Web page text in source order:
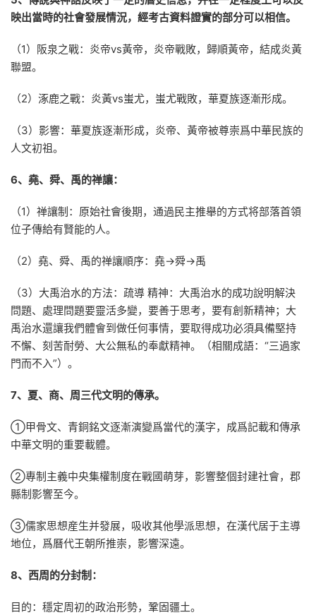
映出當時的社會發展情況，經考古資料證實的部分可以相信。
（1）阪泉之戰：炎帝vs黃帝，炎帝戰敗，歸順黃帝，結成炎黃
聯盟。
（2）涿鹿之戰：炎黃vs蚩尤，蚩尤戰敗，華夏族逐漸形成。
（3）影響：華夏族逐漸形成，炎帝、黃帝被尊崇爲中華民族的
人文初祖。
6、堯、舜、禹的禅讓：
（1）禅讓制：原始社會後期，通過民主推舉的方式将部落首領
位子傳給有賢能的人。
（2）堯、舜、禹的禅讓順序：堯→舜→禹
（3）大禹治水的方法：疏導 精神：大禹治水的成功說明解決
問題、處理問題要靈活多變，要善于思考，要有創新精神；大
禹治水還讓我們體會到做任何事情，要取得成功必須具備堅持
不懈、刻苦耐勞、大公無私的奉獻精神。（相關成語：“三過家
門而不入”）。
7、夏、商、周三代文明的傳承。
①甲骨文、青銅銘文逐漸演變爲當代的漢字，成爲記載和傳承
中華文明的重要載體。
②專制主義中央集權制度在戰國萌芽，影響整個封建社會，郡
縣制影響至今。
③儒家思想産生并發展，吸收其他學派思想，在漢代居于主導
地位，爲曆代王朝所推崇，影響深遠。
8、西周的分封制：
目的：穩定周初的政治形勢，鞏固疆土。